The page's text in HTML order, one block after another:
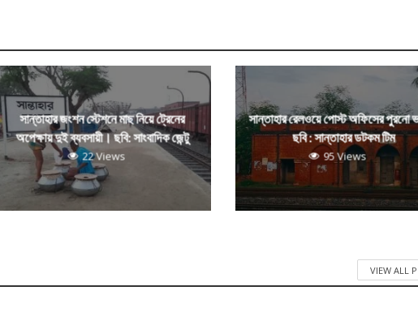
সান্তাহার জংশন স্টেশনে মাছ নিয়ে ট্রেনের
অপেক্ষায় দুই ব্যবসায়ী। ছবি: সাংবাদিক জেন্টু
22 Views
সান্তাহার রেলওয়ে পোস্ট অফিসের
ছবি : সান্তাহার ডটকম টিম
95 Views
VIEW ALL